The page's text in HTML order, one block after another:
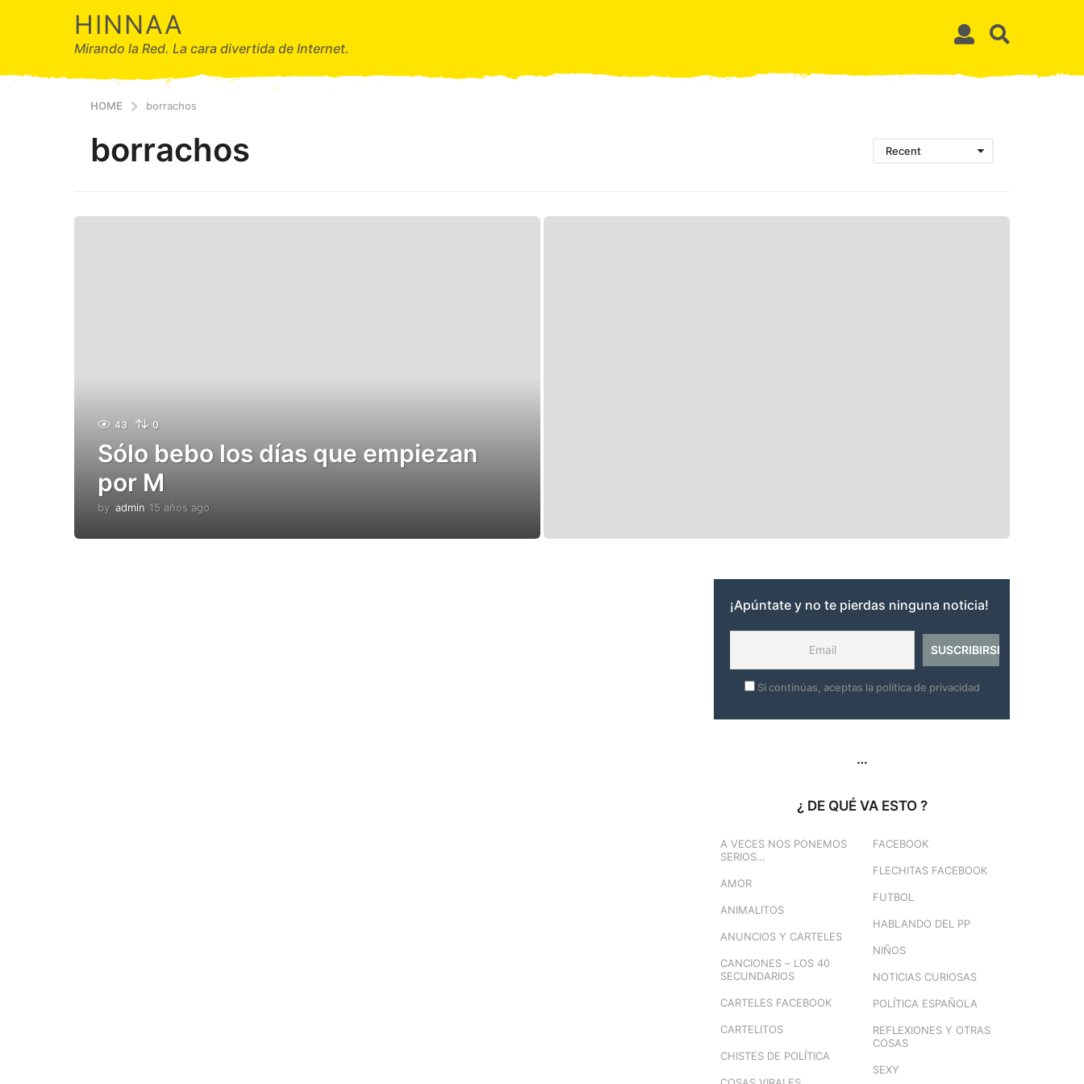
HINNAA
Mirando la Red. La cara divertida de Internet.
HOME borrachos
borrachos Recent
43 0
Sólo bebo los días que empiezan
por M
by admin 15 años ago
a
¡Apúntate y no te pierdas ninguna noticia!
Si continúas, aceptas la política de privacidad
…
¿ DE QUÉ VA ESTO ?
A VECES NOS PONEMOS
SERIOS…
AMOR
ANIMALITOS
ANUNCIOS Y CARTELES
CANCIONES – LOS 40
SECUNDARIOS
CARTELES FACEBOOK
CARTELITOS
CHISTES DE POLÍTICA
FACEBOOK
FLECHITAS FACEBOOK
FUTBOL
HABLANDO DEL PP
NIÑOS
NOTICIAS CURIOSAS
POLÍTICA ESPAÑOLA
REFLEXIONES Y OTRAS
COSAS
SEXY